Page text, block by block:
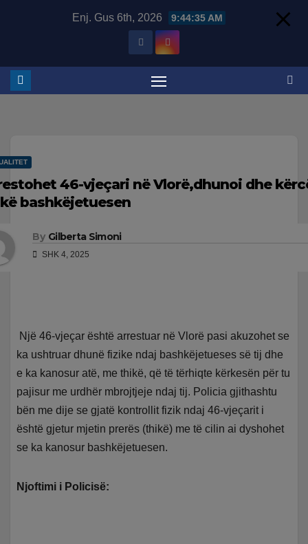
Enj. Gus 6th, 2026 9:44:36 AM
46-vjeçari në Vlorë,dhunoi dhe
bashkëjetuesen
By Gilberta Simoni
SHK 4, 2025
Një 46-vjeçar është arrestuar në Vlorë pasi akuzohet se
ka ushtruar dhunë fizike ndaj bashkëjetueses së tij dhe
e ka kanosur atë, me thikë, që të tërhiqte kërkesën për tu
pajisur me urdhër mbrojtjeje ndaj tij. Policia gjithashtu
bën me dije se gjatë kontrollit fizik ndaj 46-vjeçarit i
është gjetur mjetin prerës (thikë) me të cilin ai dyshohet
se ka kanosur bashkëjetuesen.
Njoftimi i Policisë: